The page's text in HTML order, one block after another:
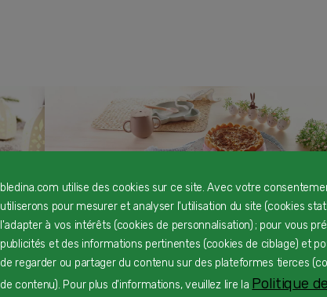
Charlotte de Pâques
Dès 24 mois
bledina.com utilise des cookies sur ce site. Avec votre
utiliserons pour mesurer et analyser l'utilisation du site (cookies
l'adapter à vos intérêts (cookies de personnalisation) ; pour vous
publicités et des informations pertinentes (cookies de ciblage) et
de regarder ou partager du contenu sur des plateformes tierces
de contenu). Pour plus d'informations, veuillez lire la Politique